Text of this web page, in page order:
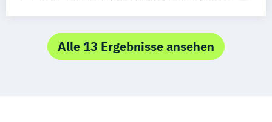
Alle 13 Ergebnisse ansehen